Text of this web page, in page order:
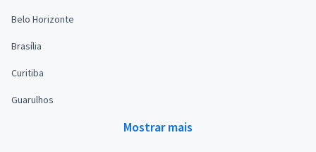
Belo Horizonte
Brasília
Curitiba
Guarulhos
Mostrar mais